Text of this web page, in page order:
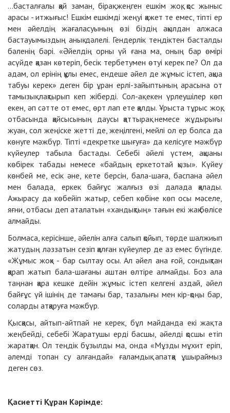
...басталғалы қай заман, бірақ жеңген ешкім жоқ, қос жыныс
арасы - итжығыс! Ешкім ешкімді жеңуі қажет те емес, тіпті ер
мен әйелдің жағаласуының өзі біздің ақылдан алжаса
бастауымыздың анық дәлелі. Гендерлік теңдіктен басталды
бәленің бәрі. «Әйелдің орны үй ғана ма, оның бар өмірі
асүйде қазан көтеріп, бесік тербетумен өтуі керек пе? Ол да
адам, ол ерінің құлы емес, ендеше әйел де жұмыс істеп, ақша
табуы керек» деген бір ұран ерлі-зайыптының арасына от
тамызық лақтырып кеп жіберді. Сол-ақ екен үрлеушілер көп
екен, әп сәтте от емес, өрт лап ете қалды. Ұрыста тұрыс жоқ,
отбасында қайсысының даусы қаттырақ немесе жұдырығы
жуан, сол жеңіске жетті де, жеңілгені, мейлі ол ер болса да
көнуге мәжбүр. Тіпті «декретке шығуға» да келісуге мәжбүр
күйеулер табыла бастады. Себебі әйелі үстем, ақшаны
көбірек табады немесе «байдың еркетотай қызы». Күйеу
көнбей ме, есік әне, кете берсін, бала-шаға, баспана әйел
мен балада, еркек байғұс жалғыз өзі далада қалады.
Ажырасу да көбейіп жатыр, себеп көбіне көп осы мәселе,
яғни, отбасы деп аталатын «хандықтың» тағын екі жақ бөлісе
алмайды.
Болмаса, керісінше, әйелін алға салып қойып, төрде шалжиып
жатудың ләззатын сезіп қалған күйеулер де аз емес бүгінде.
«Жұмыс жоқ» - бар сылтау осы. Ал әйел ана ғой, сондықтан
қарап жатып бала-шағаны аштан өлтіре алмайды. Боз ала
таңнан қара кешке дейін жұмыс істеп келгені аздай, әйел
байғұс үй ішінің де тамағы бар, тазалығы мен кір-қоңы бар,
соларды атқаруға мәжбүр.
Қысқасы, айтып-айтпай не керек, бұл майданда екі жақ та
жеңбейді, себебі Жаратушы ерді басшы, әйелді қосшы етіп
жаратқан. Ол теңдік бұзылды ма, онда «Мұзды мұхит еріп,
әлемді топан су алғандай» ғаламдық апатқа ұшыраймыз
деген сөз.
Қасиетті Құран Кәрімде: